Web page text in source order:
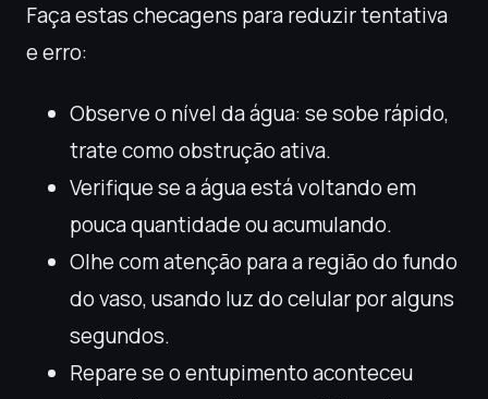
Faça estas checagens para reduzir tentativa
e erro:
Observe o nível da água: se sobe rápido,
trate como obstrução ativa.
Verifique se a água está voltando em
pouca quantidade ou acumulando.
Olhe com atenção para a região do fundo
do vaso, usando luz do celular por alguns
segundos.
Repare se o entupimento aconteceu